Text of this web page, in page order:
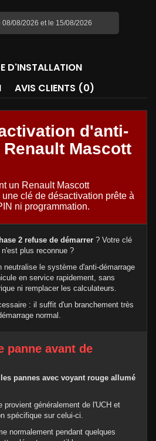
08/2026 et le 15/08/2026
D'INSTALLATION
AVIS CLIENTS (0)
d'anti-
Mascott
un Renault Mascott
clé de désactivation prête à
ni programmation.
2 refuse de démarrer ? Votre clé
plus reconnue ?
neutralise le système d'anti-démarrage
en service rapidement, sans
ni remplacer les calculateurs.
: il suffit d'un branchement très
normal.
panne avant de
pannes avec voyant rouge allumé
provient généralement de l'UCH et
spécifique sur celui-ci.
normalement pendant quelques